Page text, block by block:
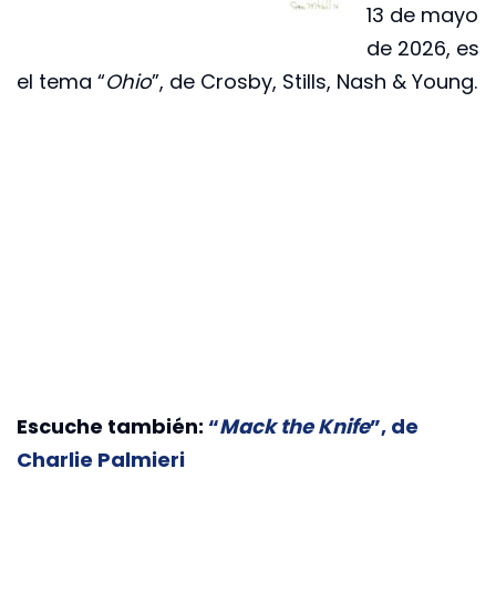
13 de mayo
de 2026, es
el tema “Ohio”, de Crosby, Stills, Nash & Young.
Escuche también: “Mack the Knife”, de
Charlie Palmieri